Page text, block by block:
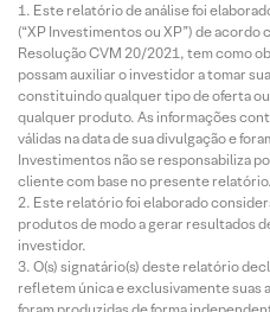
Este relatório de análise foi
(“XP Investimentos ou XP”) de acordo
Resolução CVM 20/2021, tem como
possam auxiliar o investidor a tomar
constituindo qualquer tipo de oferta
qualquer produto. As informações
válidas na data de sua divulgação e
Investimentos não se responsabiliza
cliente com base no presente relatório.
Este relatório foi elaborado
produtos de modo a gerar resultados
investidor.
O(s) signatário(s) deste relatório
refletem única e exclusivamente suas